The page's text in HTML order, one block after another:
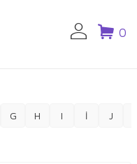
0
G H I İ J